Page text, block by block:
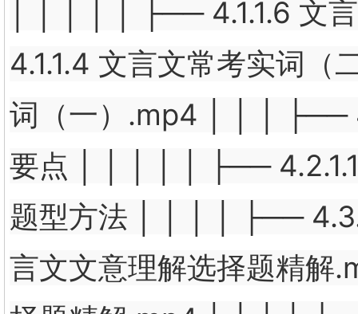
│ │ │ │ │ ├── 4.1.1.6 文
4.1.1.4 文言文常考实词
词（一）.mp4 │ │ │ ├──
要点 │ │ │ │ │ ├──
题型方法 │ │ │ │ ├──
言文文意理解选择题精解